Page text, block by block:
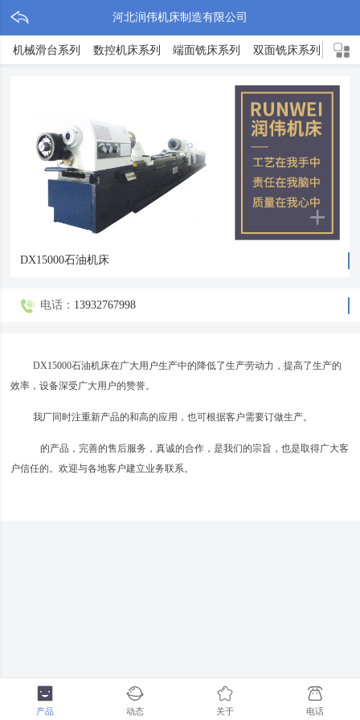
河北润伟机床制造有限公司
机械滑台系列 数控机床系列 端面铣床系列 双面铣床系列 TX
DX15000石油机床
电话： 13932767998
DX15000石油机床在广大用户生产中的降低了生产劳动力，提高了生产的
效率，设备深受广大用户的赞誉。
我厂同时注重新产品的和高的应用，也可根据客户需要订做生产。
的产品，完善的售后服务，真诚的合作，是我们的宗旨，也是取得广大客
户信任的。欢迎与各地客户建立业务联系。
产品 动态 关于 电话